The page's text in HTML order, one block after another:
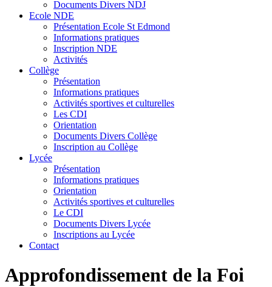
Documents Divers NDJ
Ecole NDE
Présentation Ecole St Edmond
Informations pratiques
Inscription NDE
Activités
Collège
Présentation
Informations pratiques
Activités sportives et culturelles
Les CDI
Orientation
Documents Divers Collège
Inscription au Collège
Lycée
Présentation
Informations pratiques
Orientation
Activités sportives et culturelles
Le CDI
Documents Divers Lycée
Inscriptions au Lycée
Contact
Approfondissement de la Foi